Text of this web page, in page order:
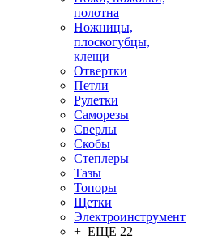
полотна
Ножницы,
плоскогубцы,
клещи
Отвертки
Петли
Рулетки
Саморезы
Сверлы
Скобы
Степлеры
Тазы
Топоры
Щетки
Электроинструмент
+ ЕЩЕ 22